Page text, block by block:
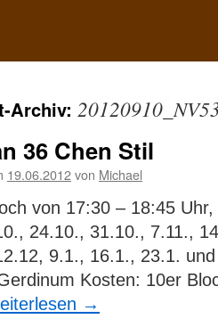
Archiv:
36 Chen Stil
19.06.2012von Michael
von 17:30 – 18:45
24.10., 31.10., 7.11.,
9.1., 16.1., 23.1.
Kosten: 10er
→